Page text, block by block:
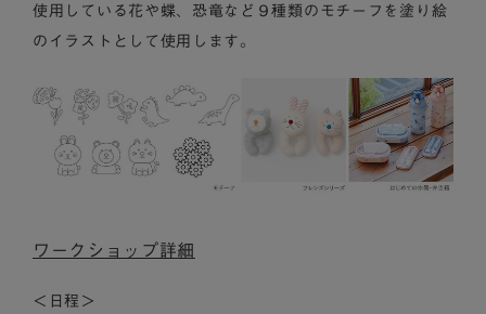
使用している花や蝶、恐竜など９種類のモチーフを塗り絵
のイラストとして使用します。
ワークショップ詳細
＜日程＞